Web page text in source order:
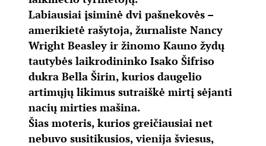
Labiausiai įsiminė dvi pašnekovės –
amerikietė rašytoja, žurnaliste Nancy
Wright Beasley ir žinomo Kauno žydų
tautybės laikrodininko Isako Šifriso
dukra Bella Širin, kurios daugelio
artimųjų likimus sutraiškė mirtį sėjanti
nacių mirties mašina.
Šias moteris, kurios greičiausiai net
nebuvo susitikusios, vienija šviesus,